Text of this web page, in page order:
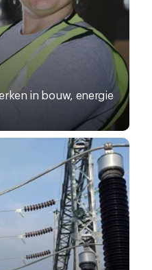
in bouw, energie